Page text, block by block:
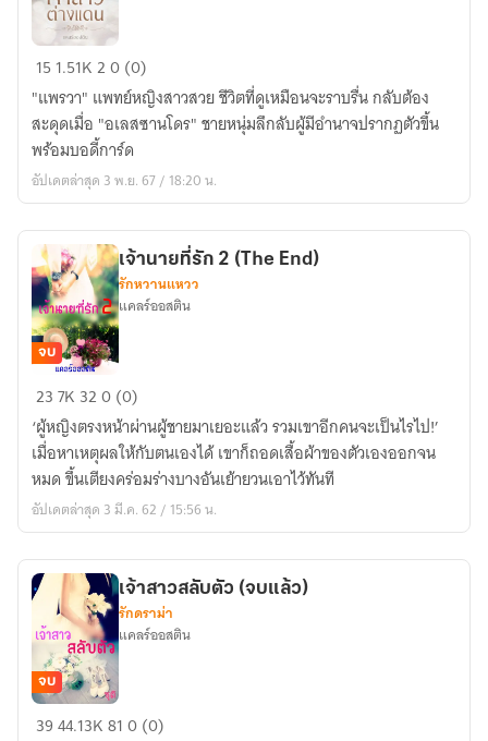
เจ้า
ต่าง
แดน
15 1.51K20 (0)
"แพรวา" แพทย์หญิงสาวสวย ชีวิตที่ดูเหมือนจะราบรื่น กลับต้อง
สะดุดเมื่อ "อเลสซานโดร" ชายหนุ่มลึกลับผู้มีอำนาจปรากฏตัวขึ้น
พร้อมบอดี้การ์ด
อัปเดตล่าสุด 3 พ.ย. 67 / 18:20 น.
เจ้า
นาย
ที่รัก
2
(The
End)
จบ
เจ้านายที่รัก 2 (The End)
รักหวานแหวว
แคลร์​ออสติน​
237K 320 (0)
‘ผู้หญิงตรงหน้าผ่านผู้ชายมาเยอะแล้ว รวมเขาอีกคนจะเป็นไรไป!’
เมื่อหาเหตุผลให้กับตนเองได้ เขาก็ถอดเสื้อผ้าของตัวเองออกจน
หมด ขึ้นเตียงคร่อมร่างบางอันเย้ายวนเอาไว้ทันที
อัปเดตล่าสุด 3 มี.ค. 62 / 15:56 น.
เจ้า
จบ
เจ้าสาวสลับตัว (จบแล้ว)
รักดราม่า
แคลร์​ออสติน​
3944.13K810 (0)